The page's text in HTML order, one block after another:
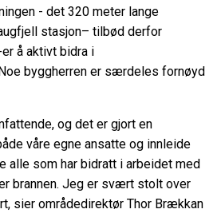
- det 320 meter lange
stasjon– tilbød derfor
å aktivt bidra i
byggherren er særdeles fornøyd
og det er gjort en
våre egne ansatte og innleide
alle som har bidratt i arbeidet med
brannen. Jeg er svært stolt over
sier områdedirektør Thor Brækkan